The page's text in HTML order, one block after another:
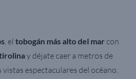
, el tobogán más alto del mar con
y déjate caer a metros de
espectaculares del océano.